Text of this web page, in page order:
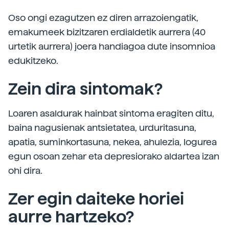
Oso ongi ezagutzen ez diren arrazoiengatik,
emakumeek bizitzaren erdialdetik aurrera (40
urtetik aurrera) joera handiagoa dute insomnioa
edukitzeko.
Zein dira sintomak?
Loaren asaldurak hainbat sintoma eragiten ditu,
baina nagusienak antsietatea, urduritasuna,
apatia, suminkortasuna, nekea, ahulezia, logurea
egun osoan zehar eta depresiorako aldartea izan
ohi dira.
Zer egin daiteke horiei
aurre hartzeko?